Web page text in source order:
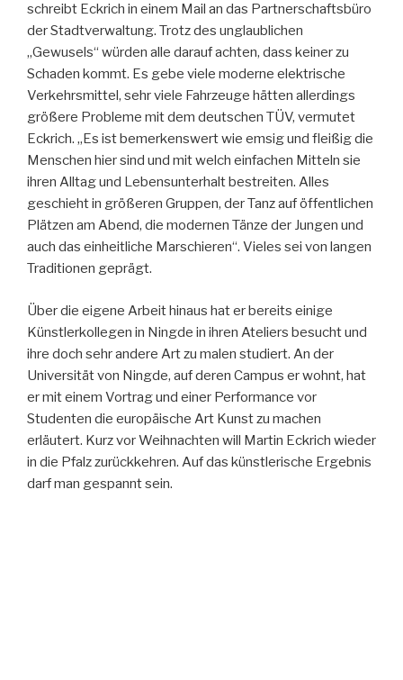
schreibt Eckrich in einem Mail an das Partnerschaftsbüro
der Stadtverwaltung. Trotz des unglaublichen
„Gewusels“ würden alle darauf achten, dass keiner zu
Schaden kommt. Es gebe viele moderne elektrische
Verkehrsmittel, sehr viele Fahrzeuge hätten allerdings
größere Probleme mit dem deutschen TÜV, vermutet
Eckrich. „Es ist bemerkenswert wie emsig und fleißig die
Menschen hier sind und mit welch einfachen Mitteln sie
ihren Alltag und Lebensunterhalt bestreiten. Alles
geschieht in größeren Gruppen, der Tanz auf öffentlichen
Plätzen am Abend, die modernen Tänze der Jungen und
auch das einheitliche Marschieren“. Vieles sei von langen
Traditionen geprägt.
Über die eigene Arbeit hinaus hat er bereits einige
Künstlerkollegen in Ningde in ihren Ateliers besucht und
ihre doch sehr andere Art zu malen studiert. An der
Universität von Ningde, auf deren Campus er wohnt, hat
er mit einem Vortrag und einer Performance vor
Studenten die europäische Art Kunst zu machen
erläutert. Kurz vor Weihnachten will Martin Eckrich wieder
in die Pfalz zurückkehren. Auf das künstlerische Ergebnis
darf man gespannt sein.